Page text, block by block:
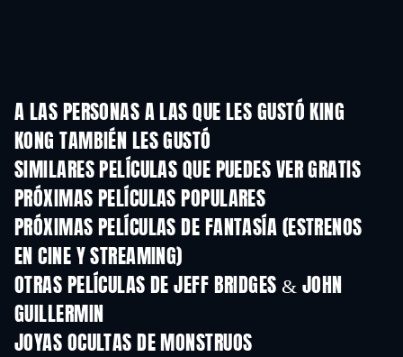
A LAS PERSONAS A LAS QUE LES GUSTÓ KING
KONG TAMBIÉN LES GUSTÓ
SIMILARES PELÍCULAS QUE PUEDES VER GRATIS
PRÓXIMAS PELÍCULAS POPULARES
PRÓXIMAS PELÍCULAS DE FANTASÍA (ESTRENOS
EN CINE Y STREAMING)
OTRAS PELÍCULAS DE JEFF BRIDGES & JOHN
GUILLERMIN
JOYAS OCULTAS DE MONSTRUOS